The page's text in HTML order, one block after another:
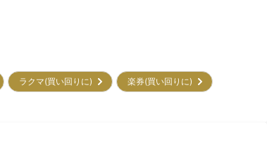
ラクマ(買い回りに)
楽券(買い回りに)